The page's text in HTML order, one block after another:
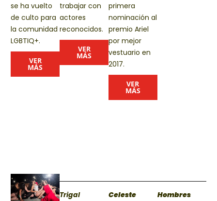
se ha vuelto
de culto para
la comunidad
LGBTIQ+.
VER
MÁS
trabajar con
actores
reconocidos.
VER
MÁS
primera
nominación al
premio Ariel
por mejor
vestuario en
2017.
VER
MÁS
Trigal
Celeste
Hombres